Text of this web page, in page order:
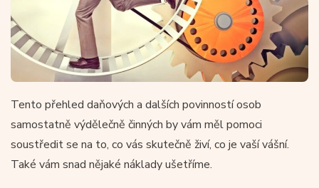
Tento přehled daňových a dalších povinností osob
samostatně výdělečně činných by vám měl pomoci
soustředit se na to, co vás skutečně živí, co je vaší vášní.
Také vám snad nějaké náklady ušetříme.